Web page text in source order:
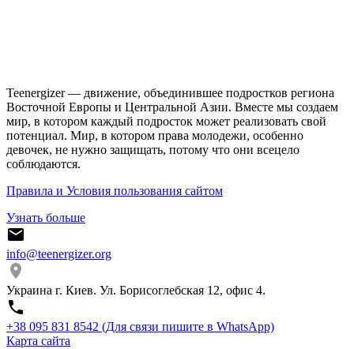
Teenergizer — движение, объединившее подростков региона
Восточной Европы и Центральной Азии. Вместе мы создаем
мир, в котором каждый подросток может реализовать свой
потенциал. Мир, в котором права молодежи, особенно
девочек, не нужно защищать, потому что они всецело
соблюдаются.
Правила и Условия пользования сайтом
Узнать больше
info@teenergizer.org
Украина г. Киев. Ул. Борисоглебская 12, офис 4.
⁨+38 095 831 8542⁩ (Для связи пишите в WhatsApp)
Карта сайта